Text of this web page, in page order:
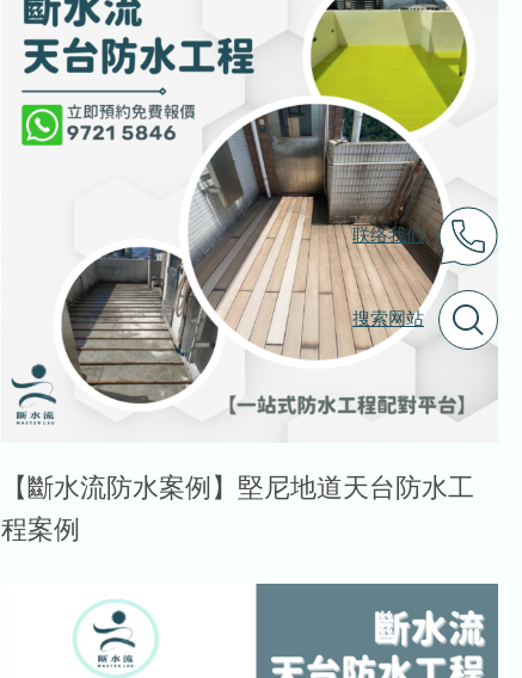
联络我们
搜索网站
【斷水流防水案例】堅尼地道天台防水工
程案例